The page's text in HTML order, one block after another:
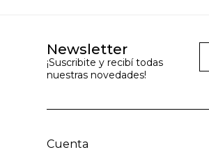
Newsletter
¡Suscribite y recibí todas
nuestras novedades!
Cuenta